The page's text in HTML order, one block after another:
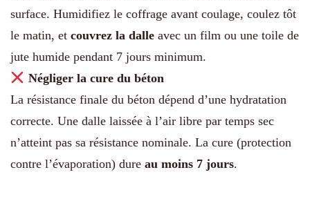
surface. Humidifiez le coffrage avant coulage, coulez tôt
le matin, et couvrez la dalle avec un film ou une toile de
jute humide pendant 7 jours minimum.
Négliger la cure du béton
La résistance finale du béton dépend d’une hydratation
correcte. Une dalle laissée à l’air libre par temps sec
n’atteint pas sa résistance nominale. La cure (protection
contre l’évaporation) dure au moins 7 jours.